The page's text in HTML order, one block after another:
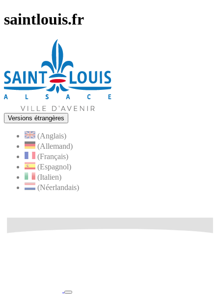
saintlouis.fr
Versions étrangères
(Anglais)
(Allemand)
(Français)
(Espagnol)
(Italien)
(Néerlandais)